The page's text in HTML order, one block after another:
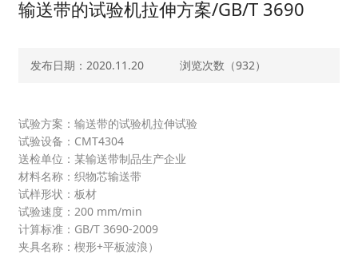
输送带的试验机拉伸方案/GB/T 3690
发布日期：2020.11.20 浏览次数（932）
试验方案：输送带的试验机拉伸试验
试验设备：CMT4304
送检单位：某输送带制品生产企业
材料名称：织物芯输送带
试样形状：板材
试验速度：200 mm/min
计算标准：GB/T 3690-2009
夹具名称：楔形+平板波浪）